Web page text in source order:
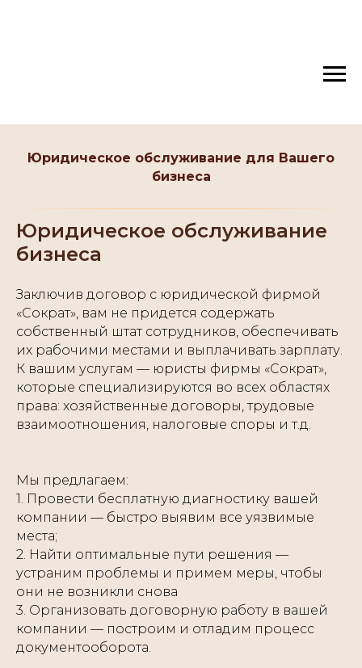
Юридическое обслуживание для Вашего
бизнеса
Юридическое обслуживание
бизнеса
Заключив договор с юридической фирмой
«Сократ», вам не придется содержать
собственный штат сотрудников, обеспечивать
их рабочими местами и выплачивать зарплату.
К вашим услугам — юристы фирмы «Сократ»,
которые специализируются во всех областях
права: хозяйственные договоры, трудовые
взаимоотношения, налоговые споры и т.д.
Мы предлагаем:
1. Провести бесплатную диагностику вашей
компании — быстро выявим все уязвимые
места;
2. Найти оптимальные пути решения —
устраним проблемы и примем меры, чтобы
они не возникли снова
3. Организовать договорную работу в вашей
компании — построим и отладим процесс
документооборота.